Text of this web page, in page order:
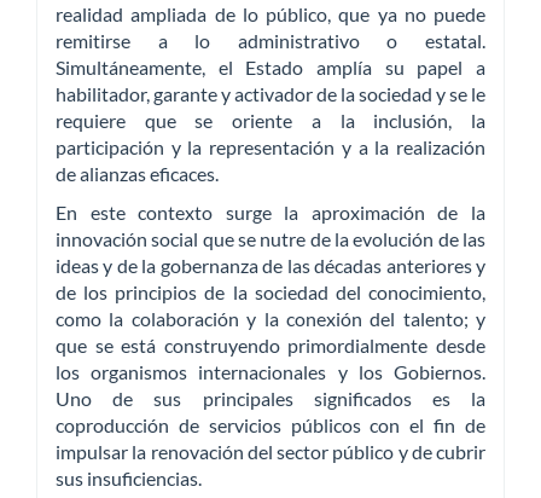
realidad ampliada de lo público, que ya no puede
remitirse a lo administrativo o estatal.
Simultáneamente, el Estado amplía su papel a
habilitador, garante y activador de la sociedad y se le
requiere que se oriente a la inclusión, la
participación y la representación y a la realización
de alianzas eficaces.
En este contexto surge la aproximación de la
innovación social que se nutre de la evolución de las
ideas y de la gobernanza de las décadas anteriores y
de los principios de la sociedad del conocimiento,
como la colaboración y la conexión del talento; y
que se está construyendo primordialmente desde
los organismos internacionales y los Gobiernos.
Uno de sus principales significados es la
coproducción de servicios públicos con el fin de
impulsar la renovación del sector público y de cubrir
sus insuficiencias.